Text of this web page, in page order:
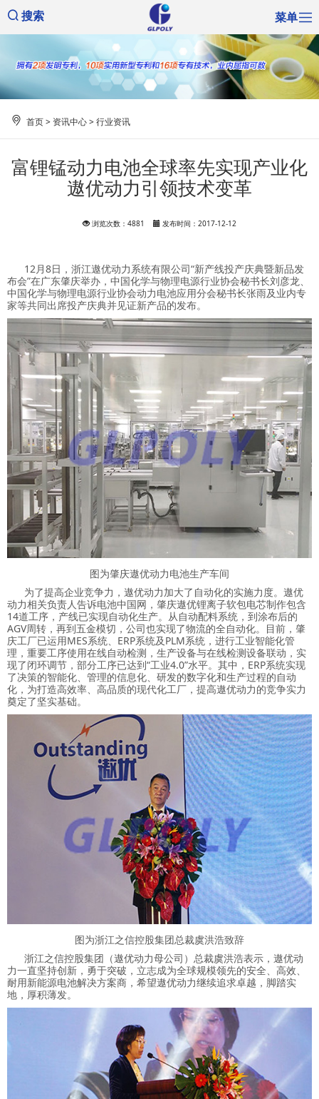
搜索 菜单
首页> 资讯中心>行业资讯
富锂锰动力电池全球率先实现产业化
遨优动力引领技术变革
浏览次数：4881 发布时间：2017-12-12
12月8日，浙江遨优动力系统有限公司“新产线投产庆典暨新品发
布会”在广东肇庆举办，中国化学与物理电源行业协会秘书长刘彦龙、
中国化学与物理电源行业协会动力电池应用分会秘书长张雨及业内专
家等共同出席投产庆典并见证新产品的发布。
图为肇庆遨优动力电池生产车间
为了提高企业竞争力，遨优动力加大了自动化的实施力度。遨优
动力相关负责人告诉电池中国网，肇庆遨优锂离子软包电芯制作包含
14道工序，产线已实现自动化生产。从自动配料系统，到涂布后的
AGV周转，再到五金模切，公司也实现了物流的全自动化。目前，肇
庆工厂已运用MES系统、ERP系统及PLM系统，进行工业智能化管
理，重要工序使用在线自动检测，生产设备与在线检测设备联动，实
现了闭环调节，部分工序已达到“工业4.0”水平。其中，ERP系统实现
了决策的智能化、管理的信息化、研发的数字化和生产过程的自动
化，为打造高效率、高品质的现代化工厂，提高遨优动力的竞争实力
奠定了坚实基础。
图为浙江之信控股集团总裁虞洪浩致辞
浙江之信控股集团（遨优动力母公司）总裁虞洪浩表示，遨优动
力一直坚持创新，勇于突破，立志成为全球规模领先的安全、高效、
耐用新能源电池解决方案商，希望遨优动力继续追求卓越，脚踏实
地，厚积薄发。